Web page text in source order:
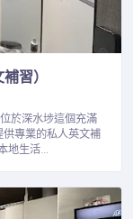
習）
於深水埗這個充滿
專業的私人英文補
地生活…